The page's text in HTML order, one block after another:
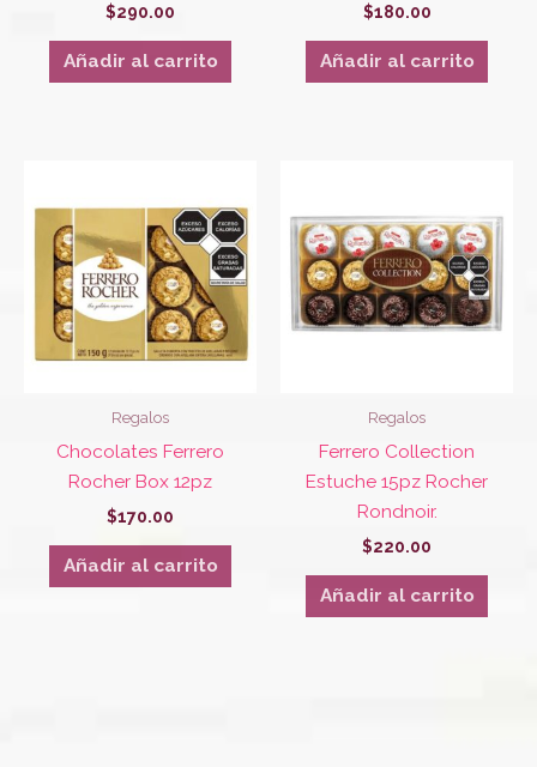
$290.00
Añadir al carrito
$180.00
Añadir al carrito
Regalos
Chocolates Ferrero
Rocher Box 12pz
$170.00
Añadir al carrito
Regalos
Ferrero Collection
Estuche 15pz Rocher
Rondnoir.
$220.00
Añadir al carrito